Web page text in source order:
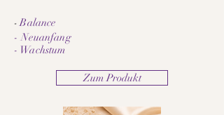
-Balance
- Neuanfang
- Wachstum
Zum Produkt